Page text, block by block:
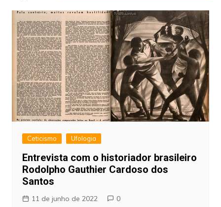
Ceticismo Ufologia
Entrevista com o historiador brasileiro
Rodolpho Gauthier Cardoso dos
Santos
11 de junho de 2022 0